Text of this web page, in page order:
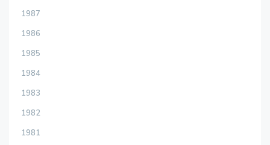
1987
1986
1985
1984
1983
1982
1981